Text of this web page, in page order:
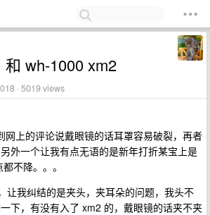
wh-1000 xm2
· 5019 views
上的评论说戴眼镜的话耳罩容易破裂，再者
外一个让我有点无语的是新年打折某宝上是
不降。。。
让我纠结的是夹头，夹耳朵的问题，我头不
下，有没有入了 xm2 的，戴眼镜的话夹不夹